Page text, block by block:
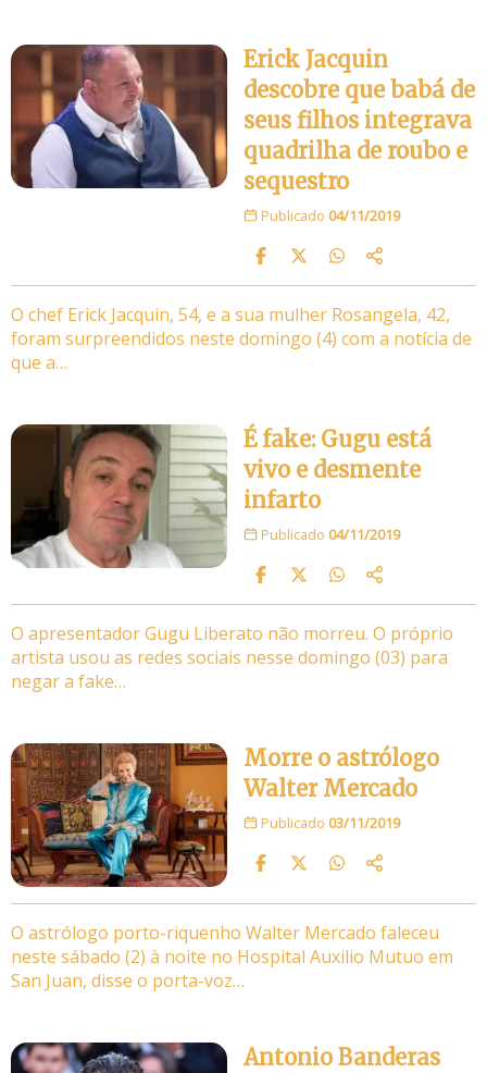
Erick Jacquin
descobre que babá de
seus filhos integrava
quadrilha de roubo e
sequestro
Publicado 04/11/2019
O chef Erick Jacquin, 54, e a sua mulher Rosangela, 42,
foram surpreendidos neste domingo (4) com a notícia de
que a…
É fake: Gugu está
vivo e desmente
infarto
Publicado 04/11/2019
O apresentador Gugu Liberato não morreu. O próprio
artista usou as redes sociais nesse domingo (03) para
negar a fake…
Morre o astrólogo
Walter Mercado
Publicado 03/11/2019
O astrólogo porto-riquenho Walter Mercado faleceu
neste sábado (2) à noite no Hospital Auxilio Mutuo em
San Juan, disse o porta-voz…
Antonio Banderas